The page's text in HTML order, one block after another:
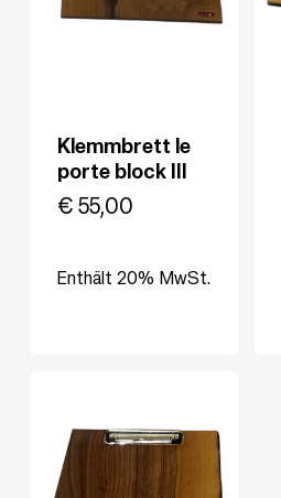
Klemmbrett le
porte block III
€55,00
Enthält 20% MwSt.